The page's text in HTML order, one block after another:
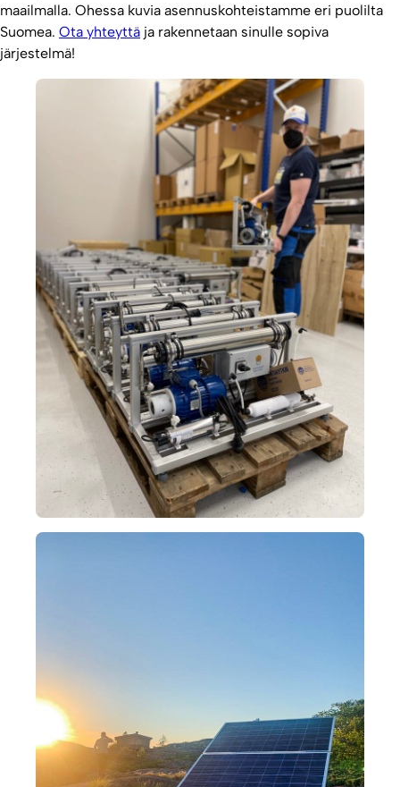
maailmalla. Ohessa kuvia asennuskohteistamme eri puolilta
Suomea. Ota yhteyttä ja rakennetaan sinulle sopiva
järjestelmä!